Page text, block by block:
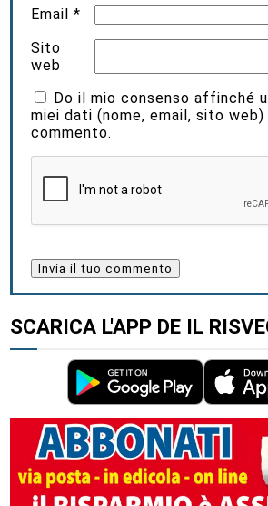
Email*
Sito
web
Do il mio consenso affinché
miei dati (nome, email, sito
commento.
SCARICA L'APP DE IL